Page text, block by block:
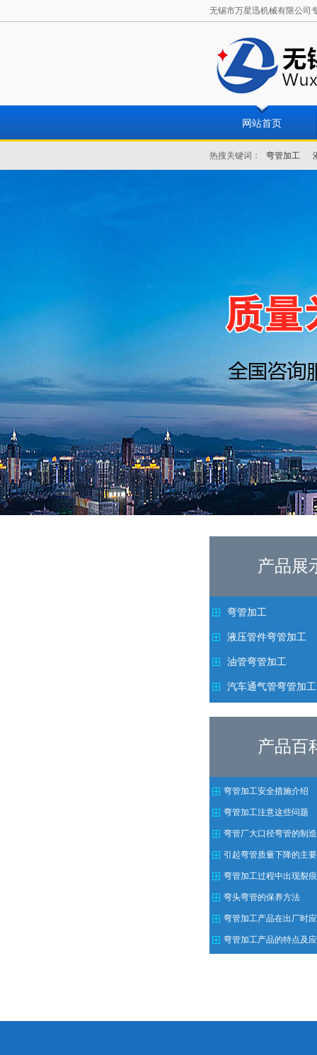
无锡市万星迅机械有限公司
网站首页
热搜关键词： 弯管加工
产品展
弯管加工
液压管件弯管加工
油管弯管加工
汽车通气管弯管加工
产品百
弯管加工安全措施介绍
弯管加工注意这些问题
弯管厂大口径弯管的制
引起弯管质量下降的主
注意方法
弯管加工过程中出现裂
弯头弯管的保养方法
弯管加工产品在出厂时
需求
弯管加工产品的特点及